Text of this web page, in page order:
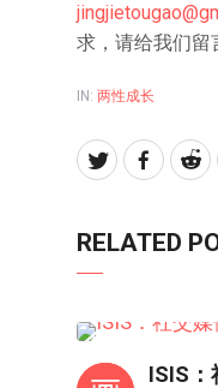
求，请给我们留
IN: 两性成长
RELATED
ISIS：